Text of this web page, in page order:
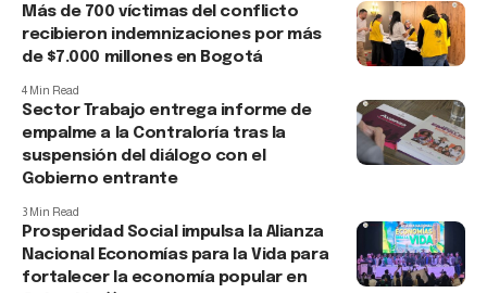
Más de 700 víctimas del conflicto
recibieron indemnizaciones por más
de $7.000 millones en Bogotá
4 Min Read
Sector Trabajo entrega informe de
empalme a la Contraloría tras la
suspensión del diálogo con el
Gobierno entrante
3 Min Read
Prosperidad Social impulsa la Alianza
Nacional Economías para la Vida para
fortalecer la economía popular en